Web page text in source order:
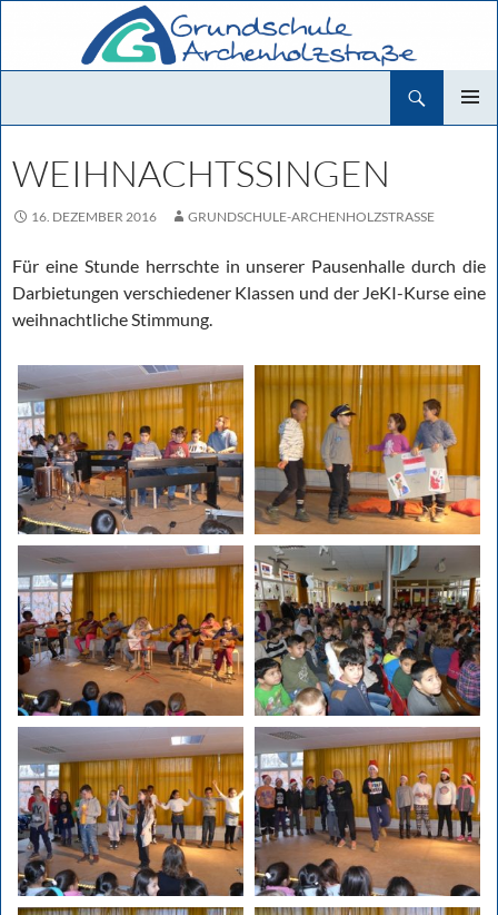
springen
WEIHNACHTSSINGEN
16. DEZEMBER 2016 GRUNDSCHULE-ARCHENHOLZSTRASSE
Für eine Stunde herrschte in unserer Pausenhalle durch die
Darbietungen verschiedener Klassen und der JeKI-Kurse eine
weihnachtliche Stimmung.